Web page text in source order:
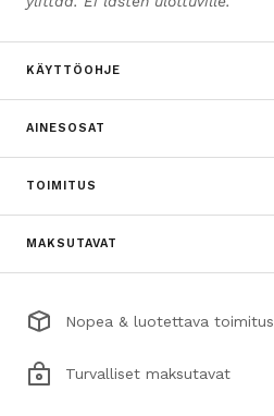
KÄYTTÖOHJE
AINESOSAT
TOIMITUS
MAKSUTAVAT
Nopea & luotettava toimitus
Turvalliset maksutavat